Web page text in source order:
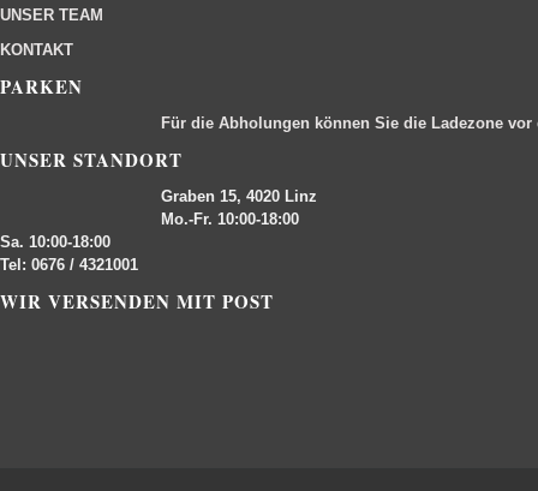
UNSER TEAM
KONTAKT
PARKEN
Für die Abholungen können Sie die Ladezone
UNSER STANDORT
Graben 15, 4020 Linz
Mo.-Fr. 10:00-18:00
Sa. 10:00-18:00
Tel: 0676 / 4321001
WIR VERSENDEN MIT POST